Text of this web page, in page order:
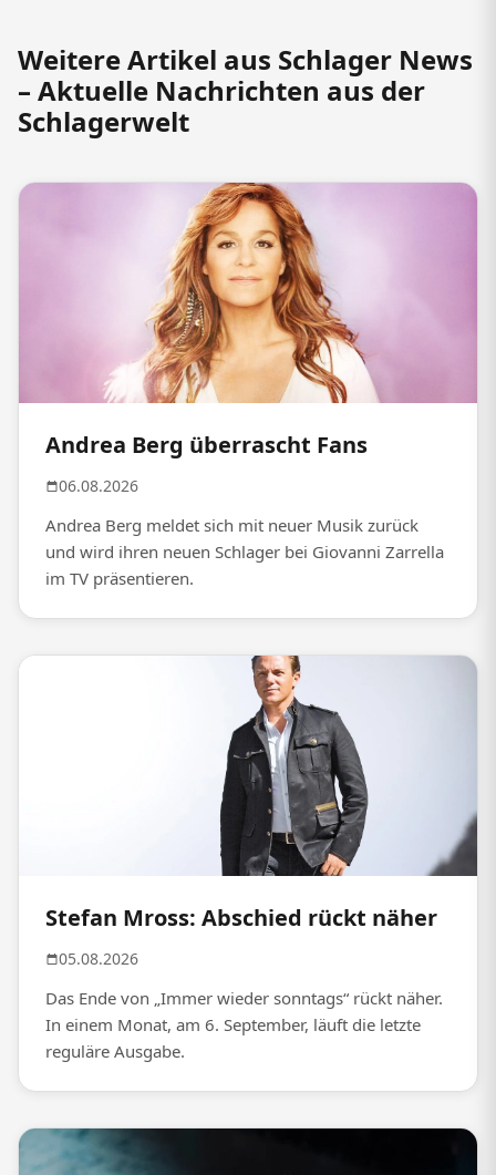
Weitere Artikel aus Schlager News
– Aktuelle Nachrichten aus der
Schlagerwelt
Andrea Berg überrascht Fans
06.08.2026
Andrea Berg meldet sich mit neuer Musik zurück
und wird ihren neuen Schlager bei Giovanni Zarrella
im TV präsentieren.
Stefan Mross: Abschied rückt näher
05.08.2026
Das Ende von „Immer wieder sonntags“ rückt näher.
In einem Monat, am 6. September, läuft die letzte
reguläre Ausgabe.